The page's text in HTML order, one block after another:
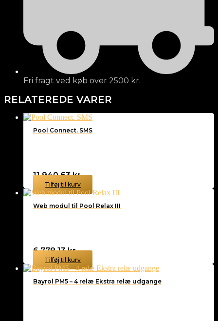
Fri fragt ved køb over 2500 kr.
RELATEREDE VARER
Pool Connect. SMS
11.940,63kr.
Tilføj til kurv
Web modul til Pool Relax III
6.778,13kr.
Tilføj til kurv
Bayrol PM5 – 4 relæ Ekstra relæ udgange